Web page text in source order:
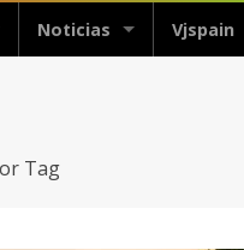
Noticias Vjspain
Tag